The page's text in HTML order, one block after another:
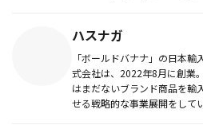
ハスナガ
「ボールドバナナ」の日本輸
式会社は、2022年8月に創業
はまだないブランド商品を輸
せる戦略的な事業展開をしてい